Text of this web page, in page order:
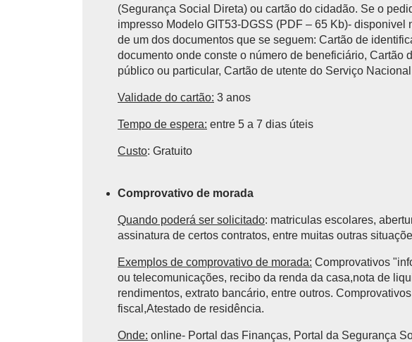
(Segurança Social Direta) ou cartão do cidadão. Se o
impresso Modelo GIT53-DGSS (PDF – 65 Kb)- disponivel
de um dos documentos que se seguem: Cartão de
documento onde conste o número de beneficiário, Cartão
público ou particular, Cartão de utente do Serviço
Validade do cartão: 3 anos
Tempo de espera: entre 5 a 7 dias úteis
Custo: Gratuito
Comprovativo de morada
Quando poderá ser solicitado: matriculas escolares,
assinatura de certos contratos, entre muitas outras
Exemplos de comprovativo de morada: Comprovativos
ou telecomunicações, recibo da renda da casa,nota de
rendimentos, extrato bancário, entre outros.
fiscal,Atestado de residência.
Onde: online- Portal das Finanças, Portal da Segurança